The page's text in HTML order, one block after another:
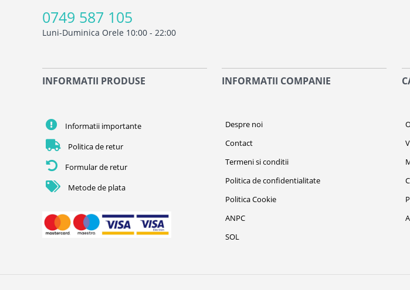
0749 587 105
Luni-Duminica Orele 10:00 - 22:00
INFORMATII PRODUSE
Informatii importante
Politica de retur
Formular de retur
Metode de plata
INFORMATII COMPANIE
Despre noi
Contact
Termeni si conditii
Politica de confidentialitate
Politica Cookie
ANPC
SOL